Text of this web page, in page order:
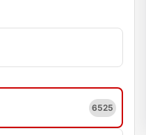
6525